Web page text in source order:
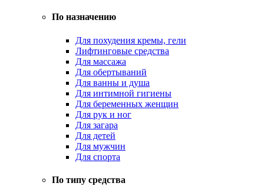
По назначению
Для похудения кремы, гели
Лифтинговые средства
Для массажа
Для обертываний
Для ванны и душа
Для интимной гигиены
Для беременных женщин
Для рук и ног
Для загара
Для детей
Для мужчин
Для спорта
По типу средства